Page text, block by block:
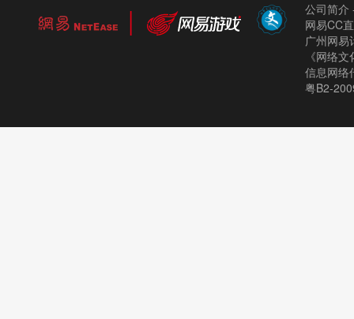
公司简介
网易CC
广州网
《网络
信息网络
粤B2-